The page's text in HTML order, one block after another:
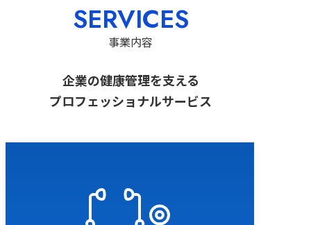
SERVICES
事業内容
企業の健康管理を支える
プロフェッショナルサービス